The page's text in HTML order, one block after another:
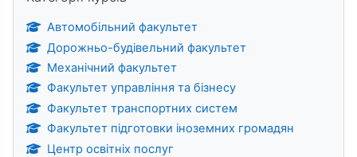
Автомобільний факультет
Дорожньо-будівельний факультет
Механічний факультет
Факультет управління та бізнесу
Факультет транспортних систем
Факультет підготовки іноземних громадян
Центр освітніх послуг